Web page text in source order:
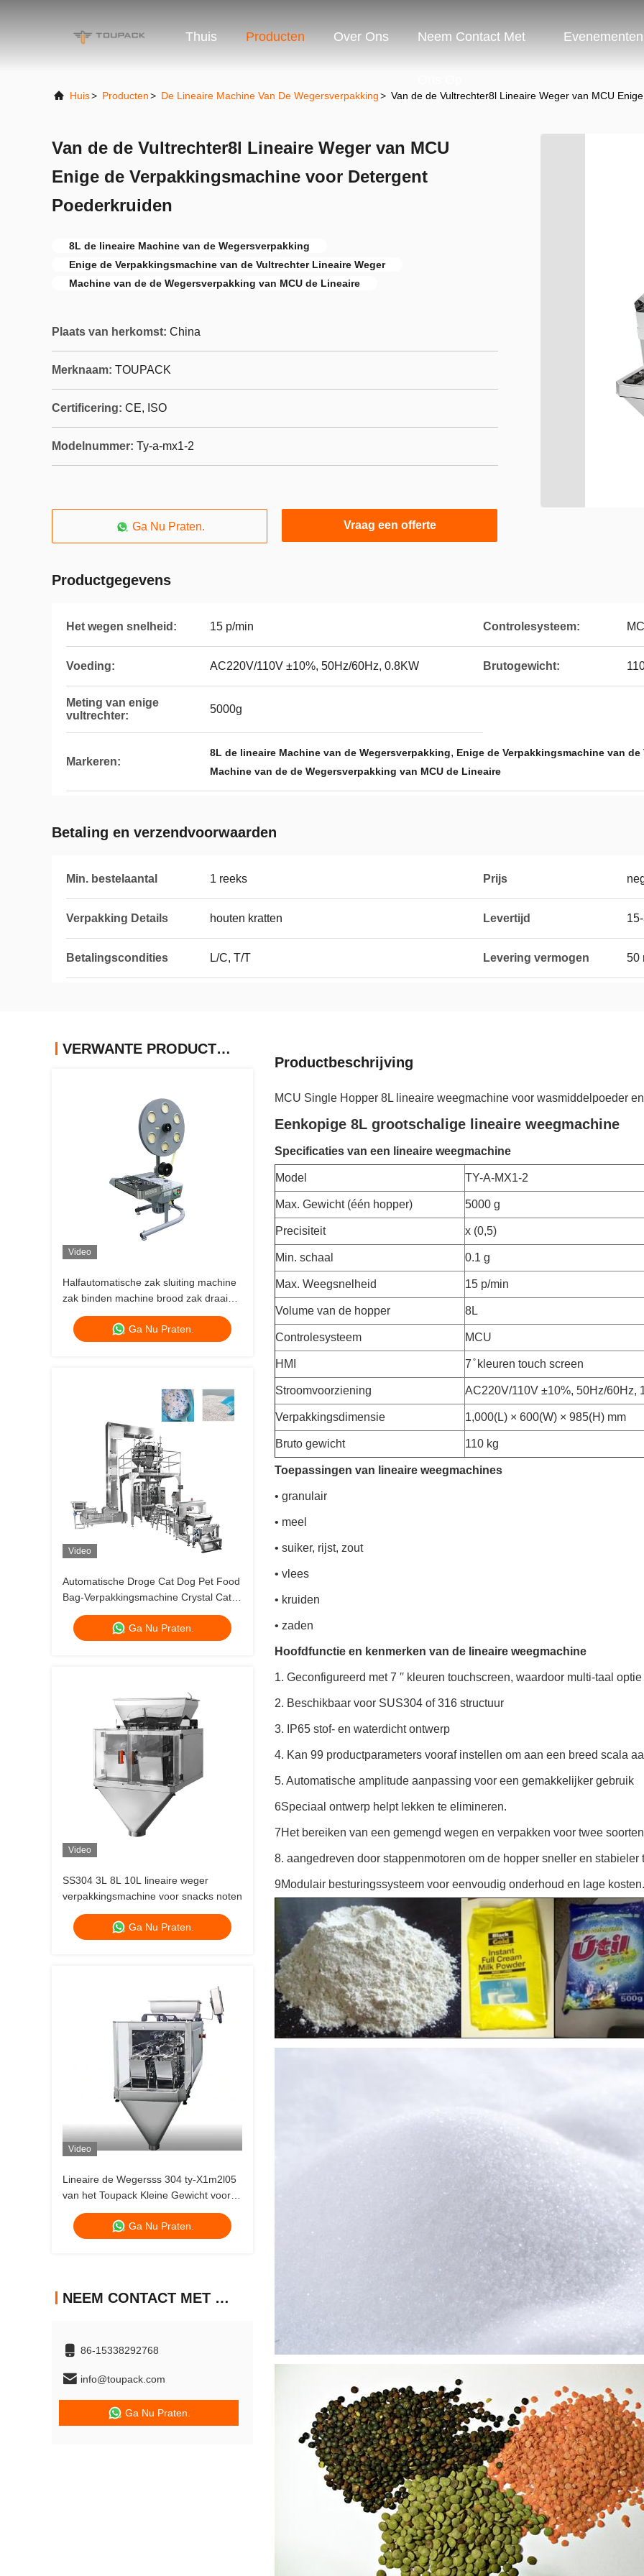
Thuis Producten Over Ons Neem Contact Met Evenementen
Huis> Producten> De Lineaire Machine Van De Wegersverpakking> Van de de Vultrechter8l Lineaire Weger van MCU
Van de de Vultrechter8l Lineaire Weger van MCU
Enige de Verpakkingsmachine voor Detergent
Poederkruiden
8L de lineaire Machine van de Wegersverpakking
Enige de Verpakkingsmachine van de Vultrechter Lineaire Weger
Machine van de de Wegersverpakking van MCU de Lineaire
Plaats van herkomst: China
Merknaam: TOUPACK
Certificering: CE, ISO
Modelnummer: Ty-a-mx1-2
Ga Nu Praten. Vraag een offerte
Productgegevens
Het wegen snelheid: 15 p/min Controlesysteem:
Voeding: AC220V/110V ±10%, 50Hz/60Hz, 0.8KW Brutogewicht:
Meting van enige
vultrechter:
5000g
Markeren:
8L de lineaire Machine van de Wegersverpakking, Enige de Verpakkingsmachine van
Machine van de de Wegersverpakking van MCU de Lineaire
Betaling en verzendvoorwaarden
Min. bestelaantal 1 reeks Prijs
Verpakking Details houten kratten Levertijd
Betalingscondities L/C, T/T Levering vermogen 50
VERWANTE PRODUCTEN
Video
Halfautomatische zak sluiting machine
zak binden machine brood zak draaien
stropdas verpakkingsmachine met
afdichting machineGa Nu Praten.
Video
Automatische Droge Cat Dog Pet Food
Bag-Verpakkingsmachine Crystal Cat
Litter Pouch Packing
Ga Nu Praten.
Video
SS304 3L 8L 10L lineaire weger
verpakkingsmachine voor snacks noten
Ga Nu Praten.
Video
Lineaire de Wegersss 304 ty-X1m2l05
van het Toupack Kleine Gewicht voor
Korrels
Ga Nu Praten.
NEEM CONTACT MET ONS OP
86-15338292768
info@toupack.com
Ga Nu Praten.
Productbeschrijving
MCU Single Hopper 8L lineaire weegmachine voor wasmiddelpoeder
Eenkopige 8L grootschalige lineaire weegmachine
Specificaties van een lineaire weegmachine
Model TY-A-MX1-2
Max. Gewicht (één hopper) 5000 g
Precisiteit x (0,5)
Min. schaal 0.1 g
Max. Weegsnelheid 15 p/min
Volume van de hopper 8L
Controlesysteem MCU
HMI 7 ̊ kleuren touch screen
Stroomvoorziening AC220V/110V ±10%, 50Hz/60Hz,
Verpakkingsdimensie 1,000(L) × 600(W) × 985(H) mm
Bruto gewicht 110 kg
Toepassingen van lineaire weegmachines
• granulair
• meel
• suiker, rijst, zout
• vlees
• kruiden
• zaden
Hoofdfunctie en kenmerken van de lineaire weegmachine
1. Geconfigureerd met 7 ′′ kleuren touchscreen, waardoor multi-taal
2. Beschikbaar voor SUS304 of 316 structuur
3. IP65 stof- en waterdicht ontwerp
4. Kan 99 productparameters vooraf instellen om aan een breed scala
5. Automatische amplitude aanpassing voor een gemakkelijker gebruik
6Speciaal ontwerp helpt lekken te elimineren.
7Het bereiken van een gemengd wegen en verpakken voor twee
8. aangedreven door stappenmotoren om de hopper sneller en stabieler
9Modulair besturingssysteem voor eenvoudig onderhoud en lage kosten.